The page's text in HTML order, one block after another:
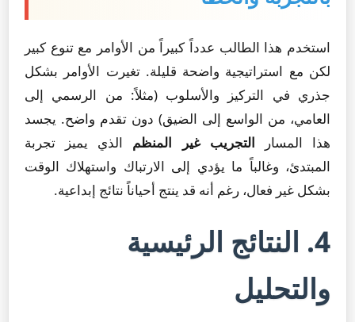
استخدم هذا الطالب عدداً كبيراً من الأوامر مع تنوع كبير
لكن مع استراتيجية واضحة قليلة. تغيرت الأوامر بشكل
جذري في التركيز والأسلوب (مثلاً: من الرسمي إلى
العامي، من الواسع إلى الضيق) دون تقدم واضح. يجسد
هذا المسار التجريب غير المنظم الذي يميز تجربة
المبتدئ، وغالباً ما يؤدي إلى الارتباك واستهلاك الوقت
بشكل غير فعال، رغم أنه قد ينتج أحياناً نتائج إبداعية.
4. النتائج الرئيسية
والتحليل